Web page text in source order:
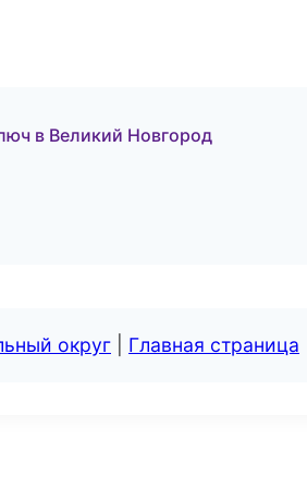
в Великий Новгород
округ Главная страница